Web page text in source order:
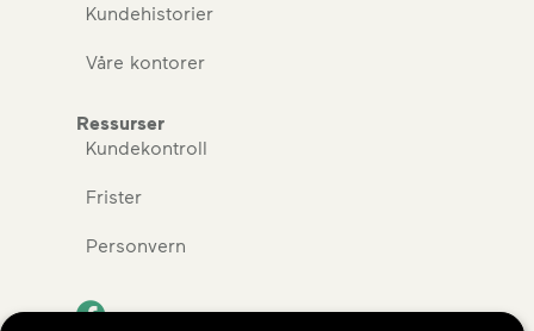
Kundehistorier
Våre kontorer
Ressurser
Kundekontroll
Frister
Personvern